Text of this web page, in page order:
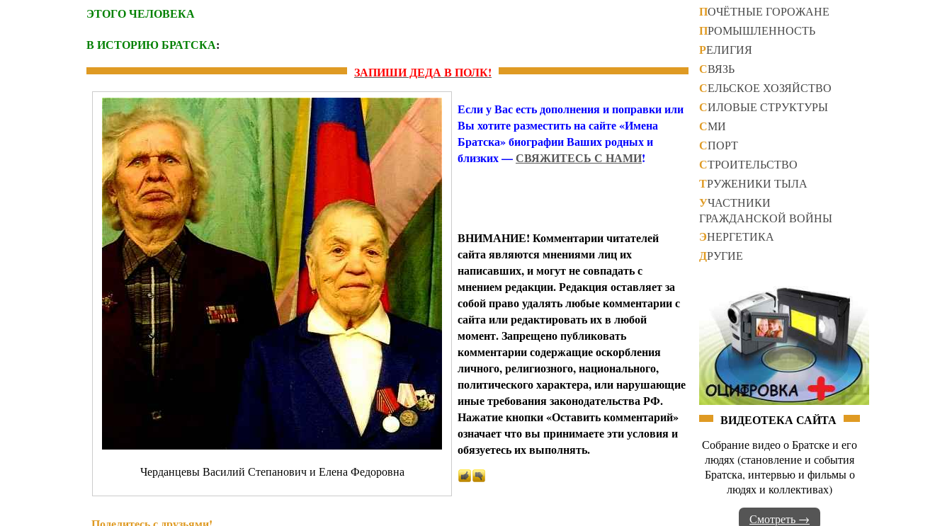
ЭТОГО ЧЕЛОВЕКА
В ИСТОРИЮ БРАТСКА:
ЗАПИШИ ДЕДА В ПОЛК!
Черданцевы Василий Степанович и Елена Федоровна
Если у Вас есть дополнения и поправки или
Вы хотите разместить на сайте «Имена
Братска» биографии Ваших родных и
близких —СВЯЖИТЕСЬ С НАМИ!
ВНИМАНИЕ! Комментарии читателей
сайта являются мнениями лиц их
написавших, и могут не совпадать с
мнением редакции. Редакция оставляет за
собой право удалять любые комментарии с
сайта или редактировать их в любой
момент. Запрещено публиковать
комментарии содержащие оскорбления
личного, религиозного, национального,
политического характера, или нарушающие
иные требования законодательства РФ.
Нажатие кнопки «Оставить комментарий»
означает что вы принимаете эти условия и
обязуетесь их выполнять.
ПОЧЁТНЫЕ ГОРОЖАНЕ
ПРОМЫШЛЕННОСТЬ
РЕЛИГИЯ
СВЯЗЬ
СЕЛЬСКОЕ ХОЗЯЙСТВО
СИЛОВЫЕ СТРУКТУРЫ
СМИ
СПОРТ
СТРОИТЕЛЬСТВО
ТРУЖЕНИКИ ТЫЛА
УЧАСТНИКИ
ГРАЖДАНСКОЙ ВОЙНЫ
ЭНЕРГЕТИКА
ДРУГИЕ
ВИДЕОТЕКА САЙТА
Собрание видео о Братске и его
людях (становление и события
Братска, интервью и фильмы о
людях и коллективах)
Смотреть →